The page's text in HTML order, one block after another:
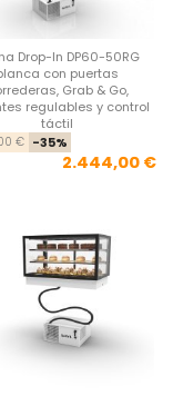
Drop-In DP60-50RG
con puertas
Grab & Go,
regulables y control
táctil
€ -35%
2.444,00 €